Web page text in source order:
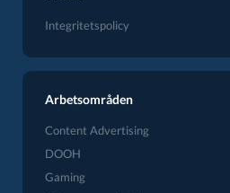
Integritetspolicy
Arbetsområden
Content Advertising
DOOH
Gaming